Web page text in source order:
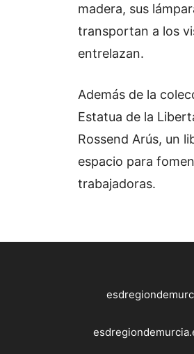
madera, sus
transportan a los
entrelazan.
Además de la
Estatua de la
Rossend Arús, un
espacio para
trabajadoras.